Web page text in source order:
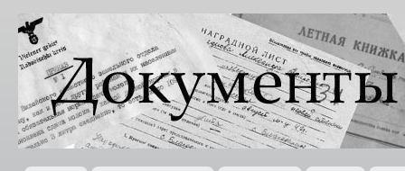
Документы
XX века
Всемирная
история в
Интернете